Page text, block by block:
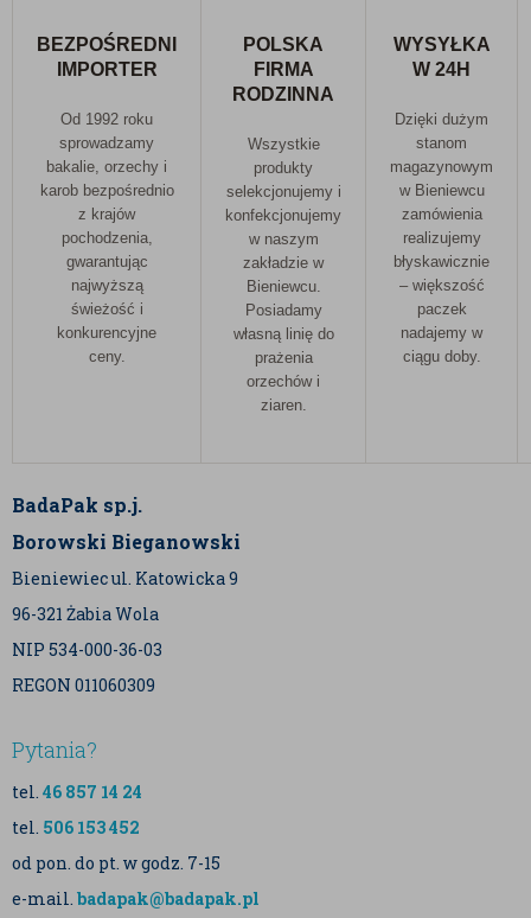
BEZPOŚREDNI
IMPORTER
Od 1992 roku
sprowadzamy
bakalie, orzechy i
karob bezpośrednio
z krajów
pochodzenia,
gwarantując
najwyższą
świeżość i
konkurencyjne
ceny.
POLSKA
FIRMA
RODZINNA
Wszystkie
produkty
selekcjonujemy i
konfekcjonujemy
w naszym
zakładzie w
Bieniewcu.
Posiadamy
własną linię do
prażenia
orzechów i
ziaren.
WYSYŁKA
W 24H
Dzięki dużym
stanom
magazynowym
w Bieniewcu
zamówienia
realizujemy
błyskawicznie
– większość
paczek
nadajemy w
ciągu doby.
BadaPak sp.j.
Borowski Bieganowski
Bieniewiec ul. Katowicka 9
96-321 Żabia Wola
NIP 534-000-36-03
REGON 011060309
Pytania?
tel. 46 857 14 24
tel. 506 153 452
od pon. do pt. w godz. 7-15
e-mail. badapak@badapak.pl